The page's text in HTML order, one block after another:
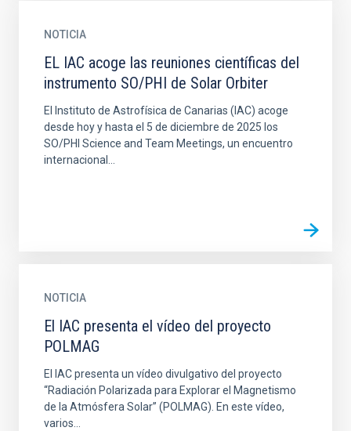
NOTICIA
EL IAC acoge las reuniones científicas del
instrumento SO/PHI de Solar Orbiter
El Instituto de Astrofísica de Canarias (IAC) acoge
desde hoy y hasta el 5 de diciembre de 2025 los
SO/PHI Science and Team Meetings, un encuentro
internacional...
NOTICIA
El IAC presenta el vídeo del proyecto
POLMAG
El IAC presenta un vídeo divulgativo del proyecto
“Radiación Polarizada para Explorar el Magnetismo
de la Atmósfera Solar” (POLMAG). En este vídeo,
varios...